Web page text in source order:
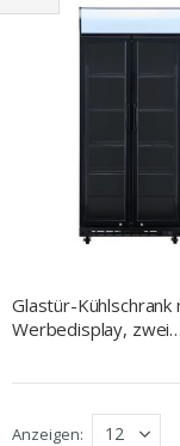
Glastür-Kühlschrank
Werbedisplay, zwei
Anzeigen
EINKAUFEN